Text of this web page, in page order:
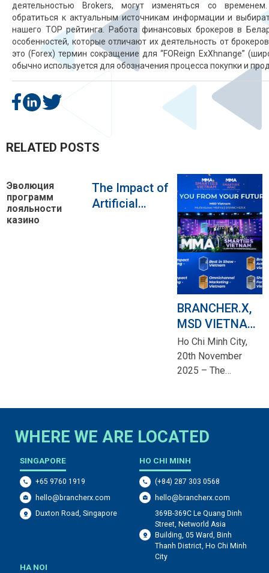
деятельностью Brokers, могут изменяться со
обратиться к актуальным источникам информации и
нашего TOP рейтинга. Работа финансовых брокеров в
особенностей, которые отличают их деятельность от
это (Forex) термин сокращение для “FOReign ExXhnange”
обычно используется для обозначения процесса покупки и
RELATED POSTS
Эволюция
программ
лояльности
казино
The Impact of
Artificial
BRANCHER.X,
MSD VIETNAM
AND
MULLENLOWE
MISHRA
SMARTIES
APAC 2025
Ho Chi Minh City,
20th November
2025 – The
campaign, a
collaboration
between MSD
Vietnam,
BRANCHER.X and
MullenLowe
Mishra, achieved
significant
recognition with
WHERE WE ARE LOCATED
SINGAPORE
+65 9760 1919
hello@brancherx.com
Duxton Road, Singapore
HO CHI MINH
(+84) 287 303 0568
hello@brancherx.com
369B-369C Le Quang Dinh
Street, Networld Asia
Building, 05 Ward, Binh
Thanh District, Ho Chi Minh
City
HA NOI